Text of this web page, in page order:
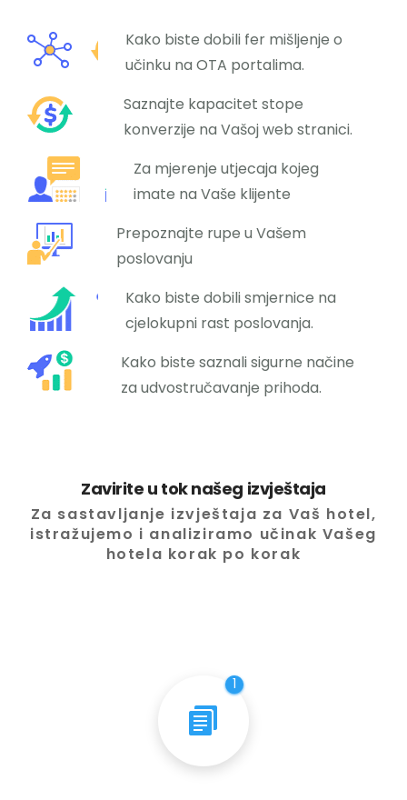
Kako biste dobili fer mišljenje o
učinku na OTA portalima.
Saznajte kapacitet stope
konverzije na Vašoj web stranici.
Za mjerenje utjecaja kojeg
imate na Vaše klijente
Prepoznajte rupe u Vašem
poslovanju
Kako biste dobili smjernice na
cjelokupni rast poslovanja.
Kako biste saznali sigurne načine
za udvostručavanje prihoda.
Zavirite u tok našeg izvještaja
Za sastavljanje izvještaja za Vaš hotel,
istražujemo i analiziramo učinak Vašeg
hotela korak po korak